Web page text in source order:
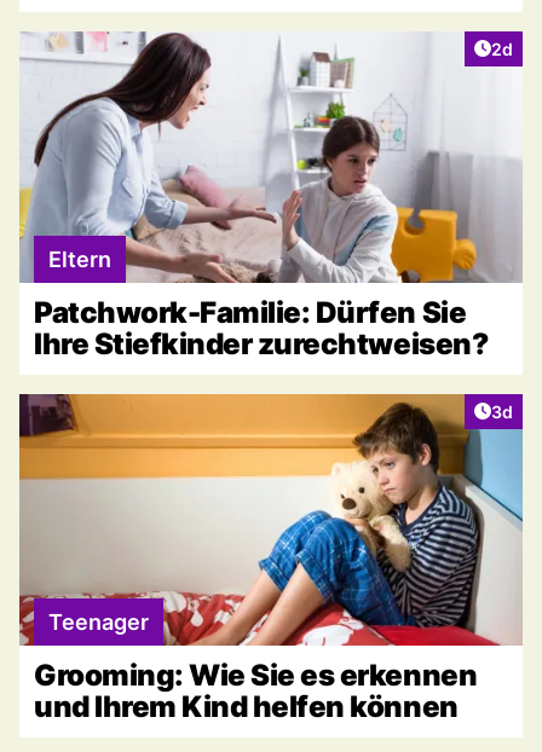
2d
Eltern
Patchwork-Familie: Dürfen Sie
Ihre Stiefkinder zurechtweisen?
3d
Teenager
Grooming: Wie Sie es erkennen
und Ihrem Kind helfen können